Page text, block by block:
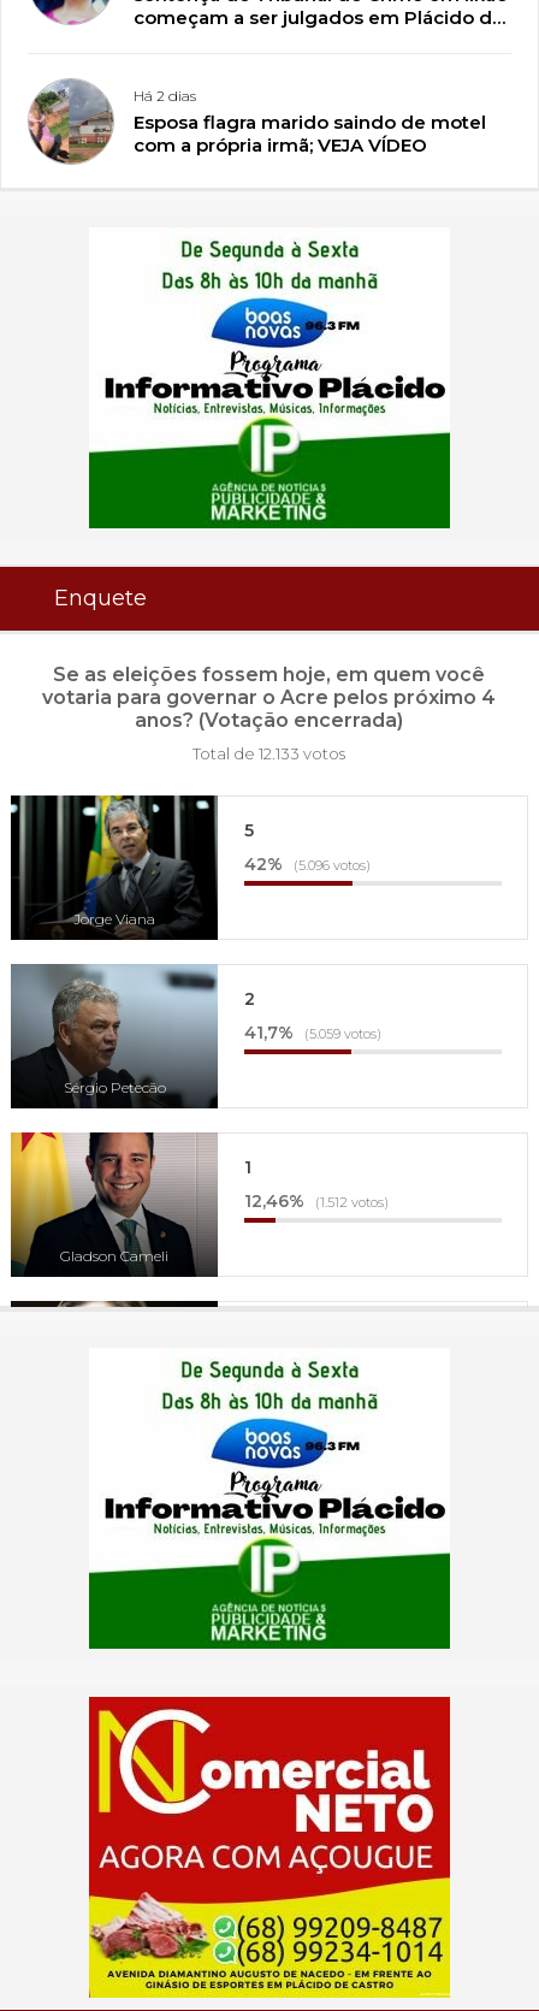
começam a ser julgados em Plácido de
Há 2 dias
Esposa flagra marido saindo de motel
com a própria irmã; VEJA VÍDEO
Enquete
Se as eleições fossem hoje, em quem você
votaria para governar o Acre pelos próximo 4
anos? (Votação encerrada)
Total de 12.133 votos
Jorge Viana
5
42%
(5.096 votos)
Sérgio Petecão
2
41,7%
(5.059 votos)
Gladson Cameli
1
12,46%
(1.512 votos)
3,1% (376 votos)
3
0,74% (90 votos)